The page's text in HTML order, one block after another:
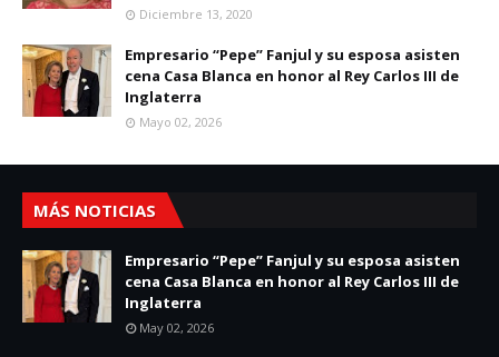
Diciembre 13, 2020
Empresario “Pepe” Fanjul y su esposa asisten
cena Casa Blanca en honor al Rey Carlos III de
Inglaterra
Mayo 02, 2026
MÁS NOTICIAS
Empresario “Pepe” Fanjul y su esposa asisten
cena Casa Blanca en honor al Rey Carlos III de
Inglaterra
May 02, 2026